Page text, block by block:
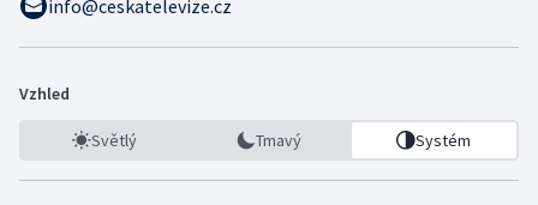
info@ceskatelevize.cz
Vzhled
Světlý Tmavý Systém